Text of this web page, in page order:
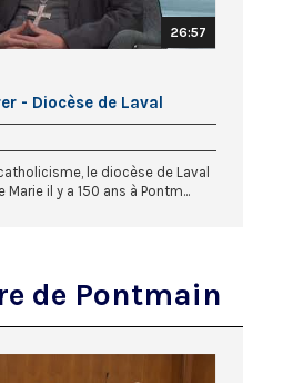
26:57
- Diocèse de Laval
le diocèse de Laval
il y a 150 ans à Pontm...
de Pontmain